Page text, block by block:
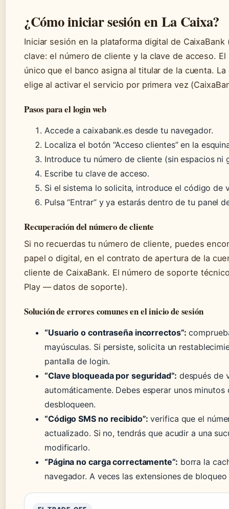
¿Cómo iniciar sesión en La Caixa?
Iniciar sesión en la plataforma digital de
clave: el número de cliente y la clave de acceso.
único que el banco asigna al titular de la cuenta.
elige al activar el servicio por primera vez
Pasos para el login web
Accede a caixabank.es desde tu navegador.
Localiza el botón “Acceso clientes” en la
Introduce tu número de cliente (sin espacios ni
Escribe tu clave de acceso.
Si el sistema lo solicita, introduce el código de
Pulsa “Entrar” y ya estarás dentro de tu panel
Recuperación del número de cliente
Si no recuerdas tu número de cliente, puedes
papel o digital, en el contrato de apertura de la
cliente de CaixaBank. El número de soporte
Play — datos de soporte).
Solución de errores comunes en el inicio de sesión
“Usuario o contraseña incorrectos”:
mayúsculas. Si persiste, solicita un
pantalla de login.
“Clave bloqueada por seguridad”: después de
automáticamente. Debes esperar unos
desbloqueen.
“Código SMS no recibido”: verifica que el
actualizado. Si no, tendrás que acudir a una
modificarlo.
“Página no carga correctamente”: borra la
navegador. A veces las extensiones de